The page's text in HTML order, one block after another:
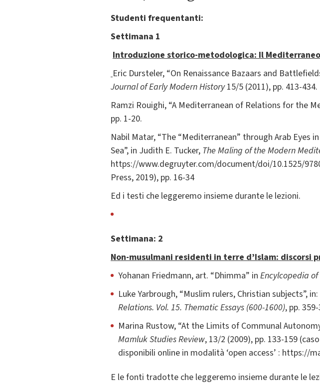
Studenti frequentanti:
Settimana 1
Introduzione storico-metodologica: Il
Eric Dursteler, “On Renaissance Bazaars and
Journal of Early Modern History15/5 (2011), pp. 413-434.
Ramzi Rouighi, “A Mediterranean of Relations for the
pp. 1-20.
Nabil Matar, “The “Mediterranean” through Arab
Sea”, in Judith E. Tucker, The Maling of the Modern
https://www.degruyter.com/document/doi/10.1525/
Press, 2019), pp. 16-34
Ed i testi che leggeremo insieme durante le lezioni.
Settimana: 2
Non-musulmani residenti in terre d’Islam: discorsi
Yohanan Friedmann, art. “Dhimma” in Encylcopedia
Luke Yarbrough, “Muslim rulers, Christian subjects”,
Relations. Vol. 15. Thematic Essays (600-1600), pp.
Marina Rustow, “At the Limits of Communal
Mamluk Studies Review, 13/2 (2009), pp. 133-159
disponibili online in modalità ‘open access’ : https://
E le fonti tradotte che leggeremo insieme durante le